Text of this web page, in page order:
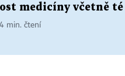
medicíny včetně
min. čtení